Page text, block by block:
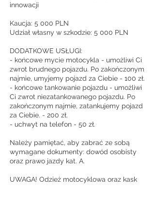
innowacji
Kaucja: 5 000 PLN
Udział własny w szkodzie: 5 000 PLN
DODATKOWE USŁUGI:
- końcowe mycie motocykla - umożliwi Ci
zwrot brudnego pojazdu. Po zakończonym
najmie, umyjemy pojazd za Ciebie - 100 zł.
- końcowe tankowanie pojazdu - umożliwi
Ci zwrot niezatankowanego pojazdu. Po
zakończonym najmie, zatankujemy pojazd
za Ciebie. - 200 zł.
- uchwyt na telefon - 50 zł.
Należy pamiętać, aby zabrać ze sobą
wymagane dokumenty: dowód osobisty
oraz prawo jazdy kat. A.
UWAGA! Odzież motocyklowa oraz kask